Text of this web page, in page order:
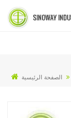
الصفحة الرئيسية